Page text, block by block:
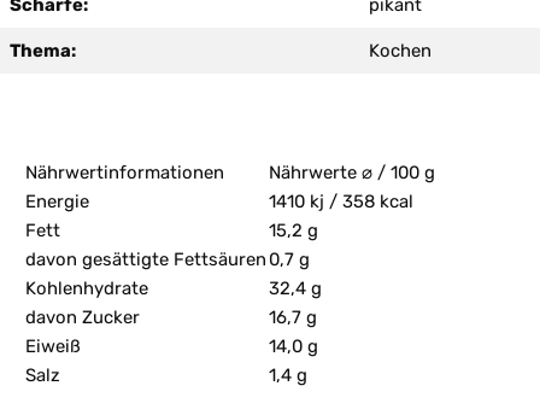
Schärfe: pikant
Thema: Kochen
Nährwertinformationen
Nährwerte ⌀ / 100 g
Energie
1410 kj / 358 kcal
Fett
15,2 g
davon gesättigte Fettsäuren 0,7 g
Kohlenhydrate
32,4 g
davon Zucker
16,7 g
Eiweiß
14,0 g
Salz
1,4 g